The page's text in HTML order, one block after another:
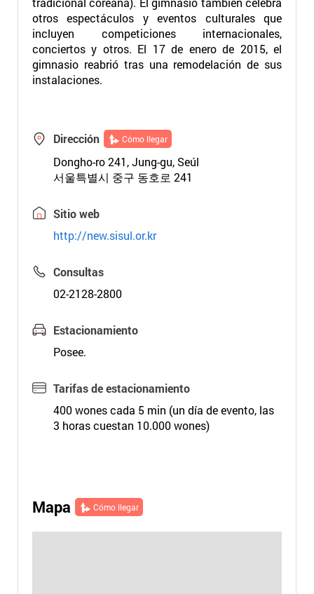
otros espectáculos y eventos culturales que
incluyen competiciones internacionales,
conciertos y otros. El 17 de enero de 2015, el
gimnasio reabrió tras una remodelación de sus
instalaciones.
Dirección Cómo llegar
Dongho-ro 241, Jung-gu, Seúl
서울특별시 중구 동호로 241
Sitio web
http://new.sisul.or.kr
Consultas
02-2128-2800
Estacionamiento
Posee.
Tarifas de estacionamiento
400 wones cada 5 min (un día de evento, las
3 horas cuestan 10.000 wones)
Mapa Cómo llegar